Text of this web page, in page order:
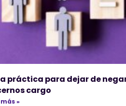
práctica para dejar de
cargo
»